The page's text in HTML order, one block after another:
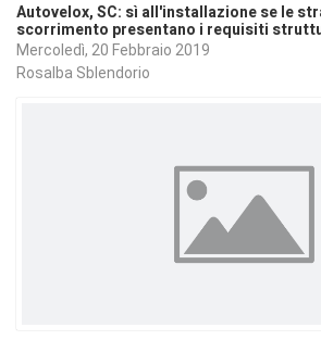
Autovelox, SC: sì all'installazione se le
scorrimento presentano i requisiti
Mercoledì, 20 Febbraio 2019
Rosalba Sblendorio